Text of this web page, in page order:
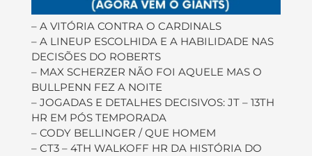
– A VITÓRIA CONTRA O CARDINALS
– A LINEUP ESCOLHIDA E A HABILIDADE NAS
DECISÕES DO ROBERTS
– MAX SCHERZER NÃO FOI AQUELE MAS O
BULLPENN FEZ A NOITE
– JOGADAS E DETALHES DECISIVOS: JT – 13TH
HR EM PÓS TEMPORADA
– CODY BELLINGER / QUE HOMEM
– CT3 – 4TH WALKOFF HR DA HISTÓRIA DO